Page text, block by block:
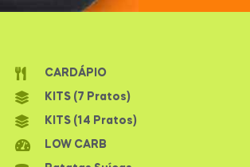
CARDÁPIO
KITS (7 Pratos)
KITS (14 Pratos)
LOW CARB